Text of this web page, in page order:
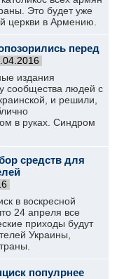
Это будет уже
церкви в Армению.
перед
издания
сообщества людей с
и решили,
в руках. Синдром
средств для
в воскресной
24 апреля все
приходы будут
Украины,
популрнее